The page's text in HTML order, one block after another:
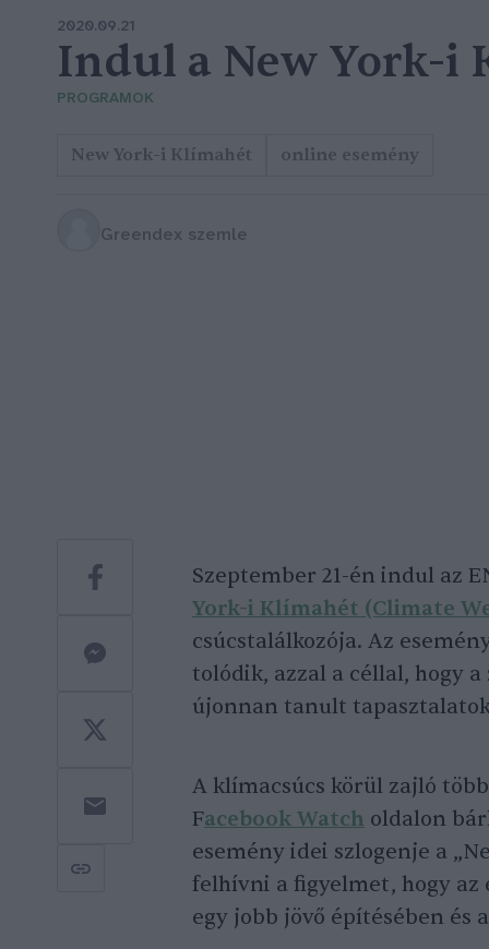
2020.09.21
Indul a New York-i
PROGRAMOK
New York-i Klímahét online esemény
Greendex szemle
Szeptember 21-én indul az
York-i Klímahét (Climate
csúcstalálkozója. Az
tolódik, azzal a céllal, hogy
újonnan tanult
A klímacsúcs körül zajló
Facebook Watch oldalon
esemény idei szlogenje a
felhívni a figyelmet, hogy az
egy jobb jövő építésében és